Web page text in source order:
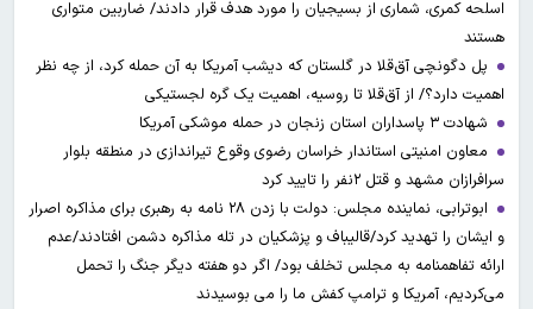
اسلحه کمری، شماری از بسیجیان را مورد هدف قرار دادند/ ضاربین متواری
هستند
پل دگونچی آق‌قلا در گلستان که دیشب آمریکا به آن حمله کرد، از چه نظر
اهمیت دارد؟/ از آق‌قلا تا روسیه، اهمیت یک گره لجستیکی
شهادت ۳ ‌پاسداران استان زنجان در حمله موشکی آمریکا
معاون امنیتی استاندار خراسان رضوی وقوع تیراندازی در منطقه بلوار
سرافرازان مشهد و قتل ۲نفر را تایید کرد
ابوترابی، نماینده مجلس: دولت با زدن ۲۸ نامه به رهبری برای مذاکره اصرار
و ایشان را تهدید کرد/قالیباف و پزشکیان در تله مذاکره دشمن افتادند/عدم
ارائه تفاهمنامه به مجلس تخلف بود/ اگر دو هفته دیگر جنگ را تحمل
می‌کردیم، آمریکا و ترامپ کفش ما را می بوسیدند